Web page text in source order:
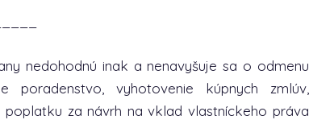
nedohodnú inak a nenavyšuje sa o odmenu
vyhotovenie kúpnych zmlúv,
za návrh na vklad vlastníckeho práva